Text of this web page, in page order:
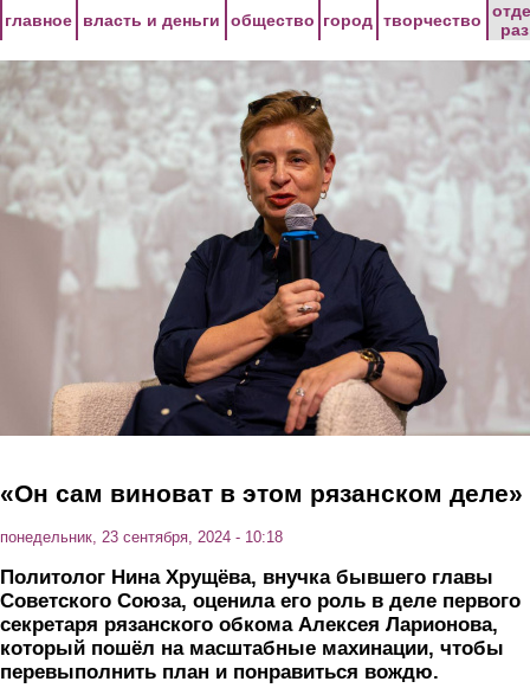
главное власть и деньги общество город творчество
«Он сам виноват в этом рязанском деле»
понедельник, 23 сентября, 2024 - 10:18
Политолог Нина Хрущёва, внучка бывшего главы
Советского Союза, оценила его роль в деле первого
секретаря рязанского обкома Алексея Ларионова,
который пошёл на масштабные махинации, чтобы
перевыполнить план и понравиться вождю.